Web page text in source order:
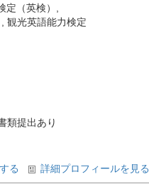
定（英検）
観光英語能力検定
類提出あり
る 詳細プロフィールを見る